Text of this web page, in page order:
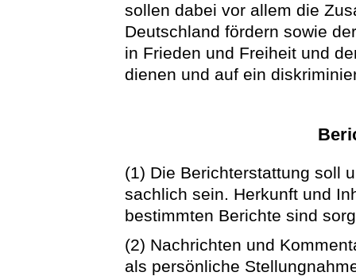
sollen dabei vor allem die
Deutschland fördern sowie
in Frieden und Freiheit und
dienen und auf ein
(1) Die Berichterstattung soll
sachlich sein. Herkunft und
bestimmten Berichte sind
(2) Nachrichten und
als persönliche